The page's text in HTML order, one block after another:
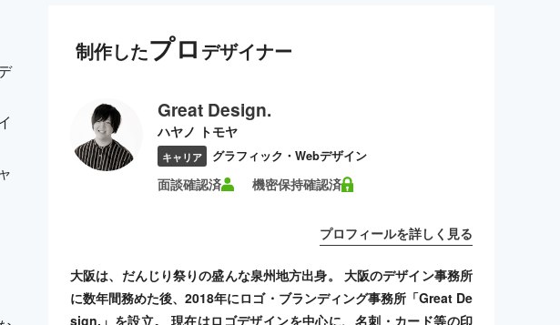
制作したプロ デザイナー
Great Design.
ハヤノ トモヤ
キャリア グラフィック・Webデザイン
面談確認済 機密保持確認済
プロフィールを詳しく見る
大阪は、だんじり祭りの盛んな泉州地方出身。 大阪のデザイン事務所
に数年間務めた後、2018年にロゴ・ブランディング事務所「Great De
sign.」を設立。 現在はロゴデザインを中心に、名刺・カード等の印